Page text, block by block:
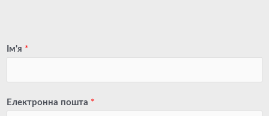
Ім'я *
Електронна пошта *